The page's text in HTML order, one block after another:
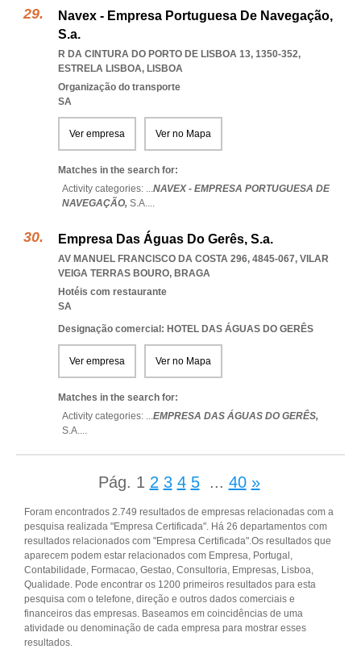
Navex - Empresa Portuguesa De Navegação,
S.a.
R DA CINTURA DO PORTO DE LISBOA 13, 1350-352,
ESTRELA LISBOA, LISBOA
Organização do transporte
SA
Ver empresa Ver no Mapa
Matches in the search for:
Activity categories: ...NAVEX - EMPRESA PORTUGUESA DE
NAVEGAÇÃO, S.A....
Empresa Das Águas Do Gerês, S.a.
AV MANUEL FRANCISCO DA COSTA 296, 4845-067, VILAR
VEIGA TERRAS BOURO, BRAGA
Hotéis com restaurante
SA
Designação comercial: HOTEL DAS ÁGUAS DO GERÊS
Ver empresa Ver no Mapa
Matches in the search for:
Activity categories: ...EMPRESA DAS ÁGUAS DO GERÊS,
S.A....
Pág. 1 2 3 4 5 ... 40 »
Foram encontrados 2.749 resultados de empresas relacionadas com a
pesquisa realizada "Empresa Certificada". Há 26 departamentos com
resultados relacionados com "Empresa Certificada".Os resultados que
aparecem podem estar relacionados com Empresa, Portugal,
Contabilidade, Formacao, Gestao, Consultoria, Empresas, Lisboa,
Qualidade. Pode encontrar os 1200 primeiros resultados para esta
pesquisa com o telefone, direção e outros dados comerciais e
financeiros das empresas. Baseamos em coincidências de uma
atividade ou denominação de cada empresa para mostrar esses
resultados.